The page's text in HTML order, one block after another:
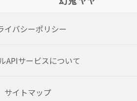
イバシーポリシー
APIサービスについて
サイトマップ